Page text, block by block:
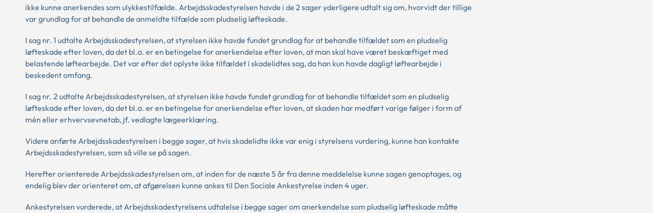
ikke kunne anerkendes som ulykkestilfælde. Arbejdsskadestyrelsen havde i de 2 sager yderligere udtalt sig om, hvorvidt der tillige
var grundlag for at behandle de anmeldte tilfælde som pludselig løfteskade.
I sag nr. 1 udtalte Arbejdsskadestyrelsen, at styrelsen ikke havde fundet grundlag for at behandle tilfældet som en pludselig
løfteskade efter loven, da det bl.a. er en betingelse for anerkendelse efter loven, at man skal have været beskæftiget med
belastende løftearbejde. Det var efter det oplyste ikke tilfældet i skadelidtes sag, da han kun havde dagligt løftearbejde i
beskedent omfang.
I sag nr. 2 udtalte Arbejdsskadestyrelsen, at styrelsen ikke havde fundet grundlag for at behandle tilfældet som en pludselig
løfteskade efter loven, da det bl.a. er en betingelse for anerkendelse efter loven, at skaden har medført varige følger i form af
mén eller erhvervsevnetab, jf. vedlagte lægeerklæring.
Videre anførte Arbejdsskadestyrelsen i begge sager, at hvis skadelidte ikke var enig i styrelsens vurdering, kunne han kontakte
Arbejdsskadestyrelsen, som så ville se på sagen.
Herefter orienterede Arbejdsskadestyrelsen om, at inden for de næste 5 år fra denne meddelelse kunne sagen genoptages, og
endelig blev der orienteret om, at afgørelsen kunne ankes til Den Sociale Ankestyrelse inden 4 uger.
Ankestyrelsen vurderede, at Arbejdsskadestyrelsens udtalelse i begge sager om anerkendelse som pludselig løfteskade måtte